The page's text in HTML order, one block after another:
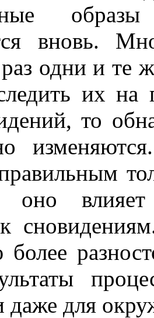
вновь.
раз одни и те
их на
то
оно
более
даже для